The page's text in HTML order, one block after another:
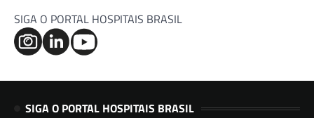
SIGA O PORTAL HOSPITAIS BRASIL
SIGA O PORTAL HOSPITAIS BRASIL